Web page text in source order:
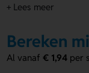
ideaal voor
Voordelen
patch
+ Lees meer
Bereken
Al vanaf€ 1,94 per